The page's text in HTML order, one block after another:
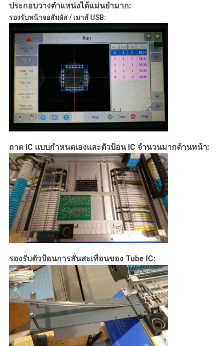
ประกอบวางตำแหน่งได้แม่นยำมาก:
รองรับหน้าจอสัมผัส / เมาส์ USB:
ถาด IC แบบกำหนดเองและตัวป้อน IC จำนวนมากด้านหน้า:
รองรับตัวป้อนการสั่นสะเทือนของ Tube IC: